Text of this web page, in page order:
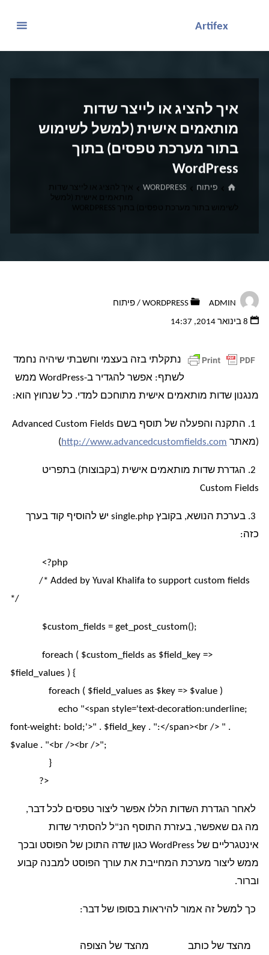
Artifex
איך להציג או לייצר שדות
מותאמים אישית (למשל לשימוש
בתור מערכת טפסים) בתוך
WordPress
ביתפיתוח WORDPRESS
איך להציג או לייצר שדות
מותאמים אישית (למשל
לשימוש בתור מערכת טפסים) בתוך WORDPRESS
ADMIN
WORDPRESS
/ פיתוח
8 בינואר 2014, 14:37
נתקלתי בזה בעצמי וחשבתי שיהיה נחמד
לשתף: אפשר להגדיר ב-WordPress ממש
מנגנון שדות מותאמים אישית מתוחכם למדי. כל שנחוץ הוא:
1. התקנה והפעלה של תוסף בשם Advanced Custom Fields
(מאתר http://www.advancedcustomfields.com
)
2. הגדרת שדות מותאמים אישית (בקבוצות) בתפריט
Custom Fields
3. בערכת הנושא, בקובץ single.php יש להוסיף קוד בערך
כזה:
<?php
/* Added by Yuval Khalifa to support custom fields
*/
$custom_fields = get_post_custom();
foreach ( $custom_fields as $field_key =>
$field_values ) {
foreach ( $field_values as $key => $value )
echo "<span style='text-decoration:underline;
font-weight: bold;'>" . $field_key . ":</span><br /> " .
$value . "<br /><br />";
}
?>
לאחר הגדרת השדות הללו אפשר ליצור טפסים לכל דבר,
מה גם שאפשר, בעזרת התוסף הנ"ל להסתיר שדות
אינטגרליים של WordPress כגון שדה התוכן של הפוסט ובכך
ממש ליצור מערכת המחייבת את עורך הפוסט למבנה קבוע
וברור.
כך למשל זה אמור להיראות בסופו של דבר:
מהצד של כותב
מהצד של הצופה